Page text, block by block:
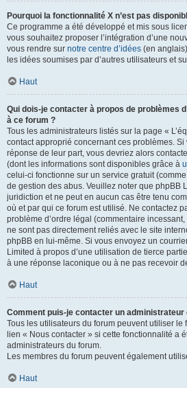
Pourquoi la fonctionnalité X n’est pas
Ce programme a été développé et mis sous
vous souhaitez proposer l’intégration d’une
vous rendre sur notre centre d’idées (en
les idées soumises par d’autres utilisateurs et
Haut
Qui dois-je contacter à propos de problèmes
à ce forum ?
Tous les administrateurs listés sur la page «
contact approprié concernant ces problèmes. Si
réponse de leur part, vous devriez alors
(dont les informations sont disponibles grâce à
celui-ci fonctionne sur un service gratuit
de gestion des abus. Veuillez noter que phpBB
juridiction et ne peut en aucun cas être tenu
où et par qui ce forum est utilisé. Ne contactez
problème d’ordre légal (commentaire
ne sont pas directement reliés avec le site
phpBB en lui-même. Si vous envoyez un
Limited à propos d’une utilisation de tierce
à une réponse laconique ou à ne pas recevoir
Haut
Comment puis-je contacter un administrateur
Tous les utilisateurs du forum peuvent utiliser
lien « Nous contacter » si cette fonctionnalité a
administrateurs du forum.
Les membres du forum peuvent également
Haut